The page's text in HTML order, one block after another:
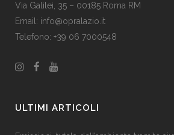
Via Galilei, 35 – 00185 Roma RM
Email: info@opralazio.it
Telefono: +39 06 7000548
ULTIMI ARTICOLI